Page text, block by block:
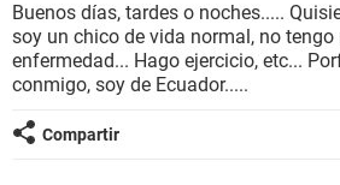
BIENESTAR
SEXUALIDAD
GLOSARIO
Buenos días, tardes o noches.....
soy un chico de vida normal, no
enfermedad... Hago ejercicio, etc...
conmigo, soy de Ecuador.....
Compartir